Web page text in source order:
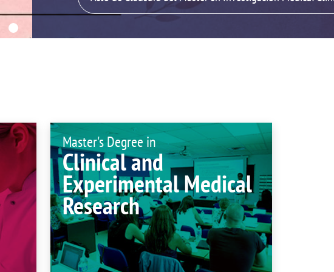
Promotion of Research Unit
Noticias destacadas
Master's Degree in
Clinical and
Experimental Medical
Research